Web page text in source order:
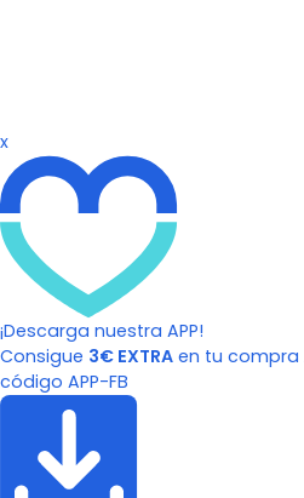
x
¡Descarga nuestra APP!
Consigue 3€ EXTRA en tu compra
código APP-FB